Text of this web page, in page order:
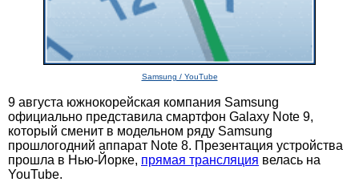
Samsung / YouTube
9 августа южнокорейская компания Samsung
официально представила смартфон Galaxy Note 9,
который сменит в модельном ряду Samsung
прошлогодний аппарат Note 8. Презентация устройства
прошла в Нью-Йорке, прямая трансляция велась на
YouTube.